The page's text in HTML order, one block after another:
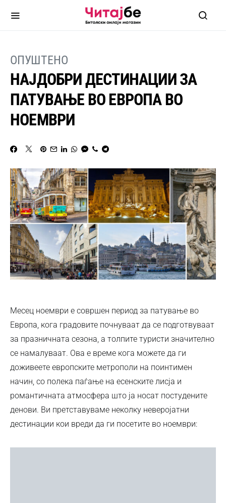
ОПУШТЕНО
НАЈДОБРИ ДЕСТИНАЦИИ ЗА
ПАТУВАЊЕ ВО ЕВРОПА ВО
НОЕМВРИ
Месец ноември е совршен период за патување во
Европа, кога градовите почнуваат да се подготвуваат
за празничната сезона, а толпите туристи значително
се намалуваат. Ова е време кога можете да ги
доживеете европските метрополи на поинтимен
начин, со полека паѓање на есенските лисја и
романтичната атмосфера што ја носат постудените
денови. Ви претставуваме неколку неверојатни
дестинации кои вреди да ги посетите во ноември: